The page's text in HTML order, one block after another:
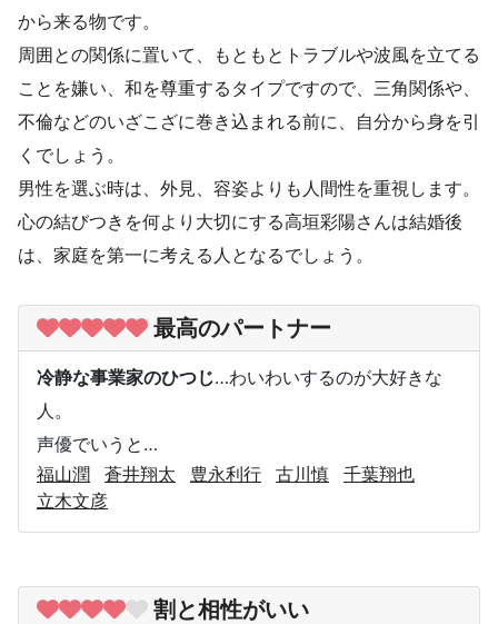
から来る物です。
周囲との関係に置いて、もともとトラブルや波風を立てる
ことを嫌い、和を尊重するタイプですので、三角関係や、
不倫などのいざこざに巻き込まれる前に、自分から身を引
くでしょう。
男性を選ぶ時は、外見、容姿よりも人間性を重視します。
心の結びつきを何より大切にする高垣彩陽さんは結婚後
は、家庭を第一に考える人となるでしょう。
最高のパートナー
冷静な事業家のひつじ…わいわいするのが大好きな
人。
声優でいうと…
福山潤
蒼井翔太 豊永利行 古川慎
千葉翔也
立木文彦
割と相性がいい